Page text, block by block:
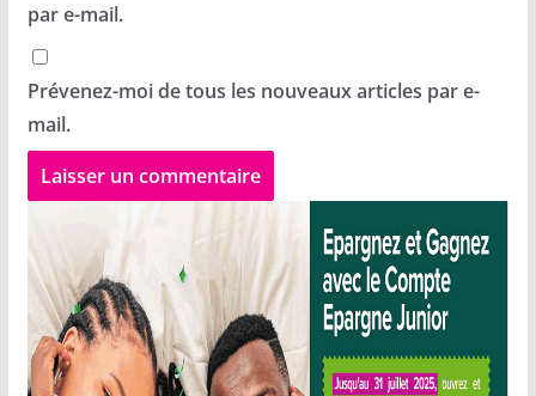
par e-mail.
Prévenez-moi de tous les nouveaux articles par e-
mail.